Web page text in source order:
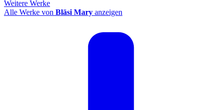
Weitere Werke
Alle Werke von Bläsi Mary anzeigen